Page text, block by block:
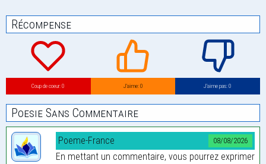
Récompense
Coup de coeur: 0 J’aime: 0 J’aime pas: 0
Poesie Sans Commentaire
08/08/2026
Poeme-France
En mettant un commentaire, vous pourrez exprimer